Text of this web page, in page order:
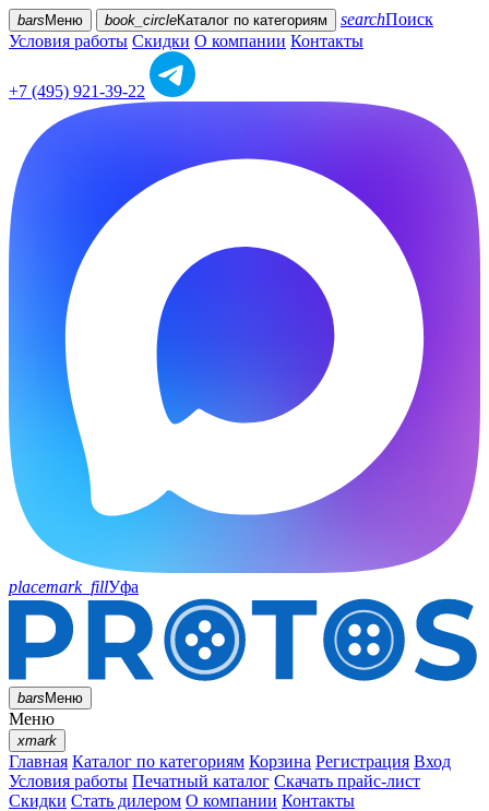
bars Меню book_circleКаталог по категориям searchПоиск
Условия работы Скидки О компании Контакты
+7 (495) 921-39-22
placemark_fillУфа
barsМеню
Меню
xmark
Главная Каталог по категориям Корзина Регистрация Вход
Условия работы Печатный каталог Скачать прайс-лист
Скидки Стать дилером О компании Контакты